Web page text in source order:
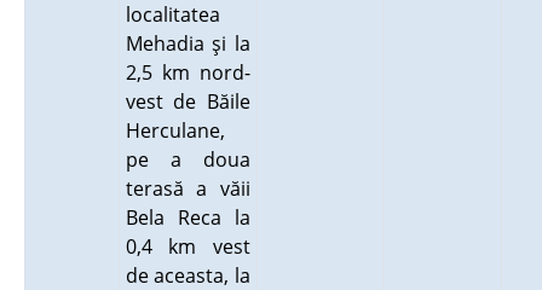
localitatea
Mehadia şi la
2,5 km nord-
vest de Băile
Herculane,
pe a doua
terasă a văii
Bela Reca la
0,4 km vest
de aceasta, la